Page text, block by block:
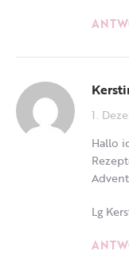
1.
Hallo
Lg